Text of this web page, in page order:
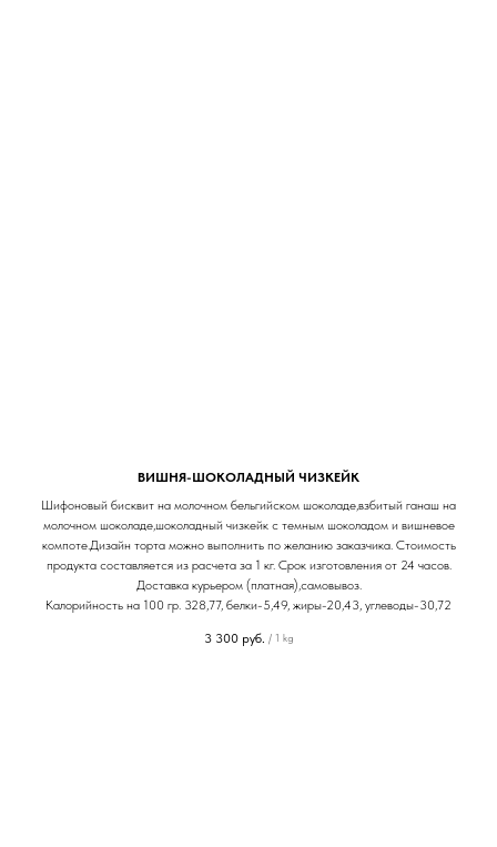
ВИШНЯ-ШОКОЛАДНЫЙ ЧИЗКЕЙК
Шифоновый бисквит на молочном бельгийском шоколаде,взбитый ганаш на
молочном шоколаде,шоколадный чизкейк с темным шоколадом и вишневое
компоте.Дизайн торта можно выполнить по желанию заказчика. Стоимость
продукта составляется из расчета за 1 кг. Срок изготовления от 24 часов.
Доставка курьером (платная),самовывоз.
Калорийность на 100 гр. 328,77, белки-5,49, жиры-20,43, углеводы-30,72
3 300 руб. / 1 kg